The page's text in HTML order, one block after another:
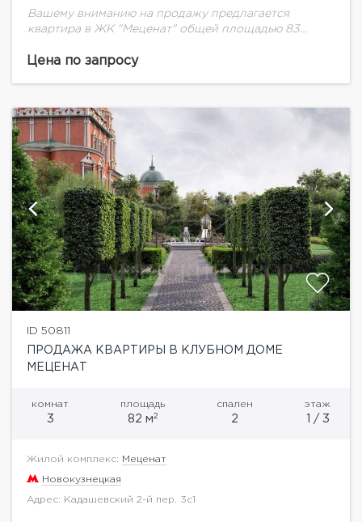
Вашему вниманию на продажу предлагается
квартира в ЖК "Меценат" общей площадью 83
столовая, мастер-спальня, 2 с/у, подсобное
Цена по запросу
ID 50811
ПРОДАЖА КВАРТИРЫ В КЛУБНОМ ДОМЕ
МЕЦЕНАТ
комнат
3
площадь
82 м2
спален
2
этаж
1 / 3
Жилой комплекс: Меценат
Новокузнецкая
Адрес: Кадашевский 2-й пер. 3с1